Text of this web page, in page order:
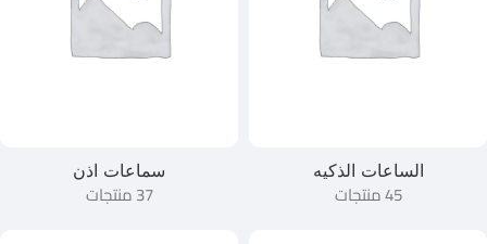
الساعات الذكيه
45 منتجات
سماعات اذن
37 منتجات